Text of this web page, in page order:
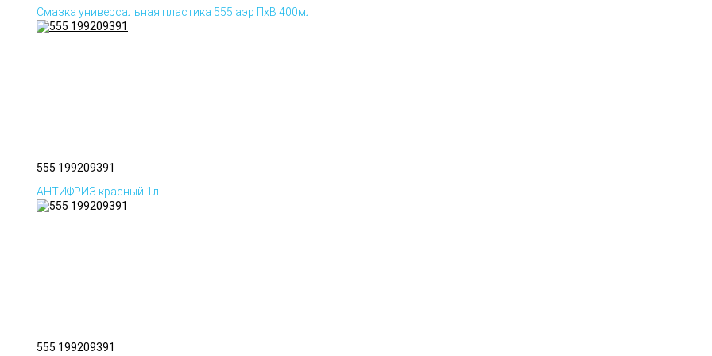
Смазка универсальная пластика 555 аэр ПхВ 400мл
555 199209391
АНТИФРИЗ красный 1л.
555 199209391